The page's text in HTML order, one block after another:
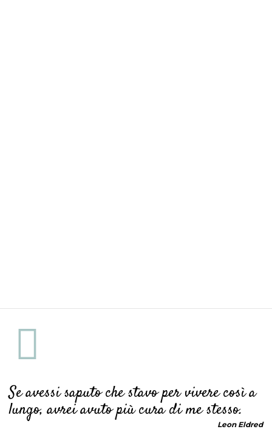
Se avessi saputo che stavo per vivere così a
lungo, avrei avuto più cura di me stesso.
Leon Eldred